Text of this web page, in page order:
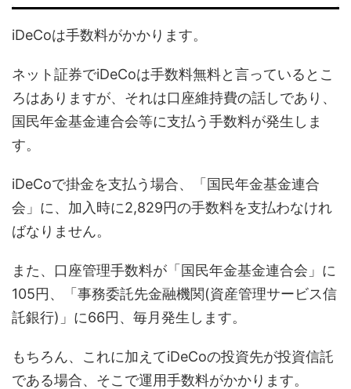
iDeCoは手数料がかかります。
ネット証券でiDeCoは手数料無料と言っているとこ
ろはありますが、それは口座維持費の話しであり、
国民年金基金連合会等に支払う手数料が発生しま
す。
iDeCoで掛金を支払う場合、「国民年金基金連合
会」に、加入時に2,829円の手数料を支払わなけれ
ばなりません。
また、口座管理手数料が「国民年金基金連合会」に
105円、「事務委託先金融機関(資産管理サービス信
託銀行)」に66円、毎月発生します。
もちろん、これに加えてiDeCoの投資先が投資信託
である場合、そこで運用手数料がかかります。